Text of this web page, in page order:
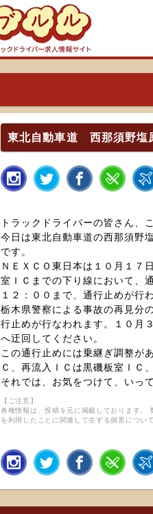
東北自動車道 西那須野塩
トラックドライバーの皆さん、
今日は東北自動車道の西那須野
です。
ＮＥＸＣＯ東日本は１０月１７
室ＩＣまでの下り線において、
１２：００まで、通行止めが行
栃木県警察による事故の再見分
行止めが行なわれます。１０月
へ迂回してください。
この通行止めには乗継ぎ調整が
Ｃ、再流入ＩＣは黒磯板室ＩＣ
それでは、お気をつけて、いっ
【ご注意】
各種情報は、投稿を元に掲載しております。
を利用したことに関連して生ずる損害につい